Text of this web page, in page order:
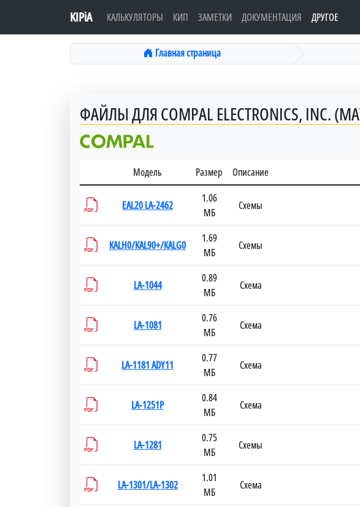
KIPiA КАЛЬКУЛЯТОРЫ КИП ЗАМЕТКИ ДОКУМЕНТАЦИЯ ДРУГОЕ
Главная страница
ФАЙЛЫ ДЛЯ COMPAL ELECTRONICS, INC.
Модель Размер Описание
EAL20 LA-2462
1.06
МБ
Схемы
KALH0/KAL90+/KALG0
1.69
МБ
Схемы
LA-1044
0.89
МБ
Схема
LA-1081
0.76
МБ
Схема
LA-1181 ADY11
0.77
МБ
Схема
LA-1251P
0.84
МБ
Схема
LA-1281
0.75
МБ
Схемы
LA-1301/LA-1302
1.01
МБ
Схема